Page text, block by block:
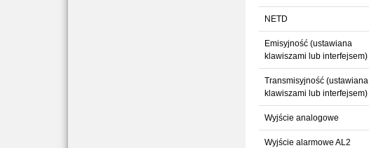
NETD
Emisyjność (ustawiana
klawiszami lub interfejsem)
Transmisyjność (ustawiana
klawiszami lub interfejsem)
Wyjście analogowe
Wyjście alarmowe AL2